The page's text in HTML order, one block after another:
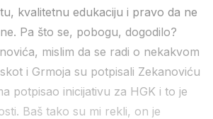
kvalitetnu edukaciju i pravo da ne
Pa što se, pobogu, dogodilo?
mislim da se radi o nekakvom
i Grmoja su potpisali Zekanoviću
potpisao inicijativu za HGK i to je
Baš tako su mi rekli, on je